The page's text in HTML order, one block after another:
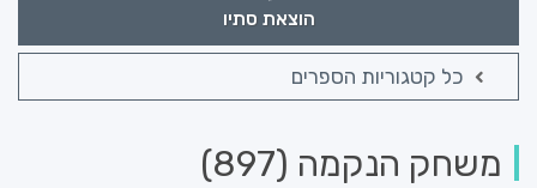
הוצאת סתיו
כל קטגוריות הספרים
משחק הנקמה (897)